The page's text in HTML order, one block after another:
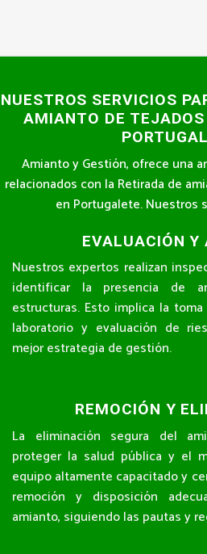
NUESTROS SERVICIOS
AMIANTO DE
Amianto y Gestión, ofrece una
relacionados con la Retirada de
en Portugalete. Nuestros
EVALUACIÓN Y
Nuestros expertos realizan
identificar la presencia de
estructuras. Esto implica la
laboratorio y evaluación de
mejor estrategia de gestión.
REMOCIÓN Y
La eliminación segura del
proteger la salud pública y el
equipo altamente capacitado y
remoción y disposición
amianto, siguiendo las pautas y